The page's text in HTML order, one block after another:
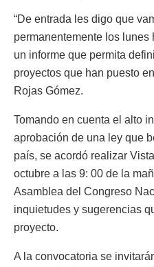
“De entrada les digo que
permanentemente los
un informe que permita
proyectos que han puesto
Rojas Gómez.
Tomando en cuenta el alto
aprobación de una ley que
país, se acordó realizar
octubre a las 9: 00 de la
Asamblea del Congreso
inquietudes y sugerencias
proyecto.
A la convocatoria se